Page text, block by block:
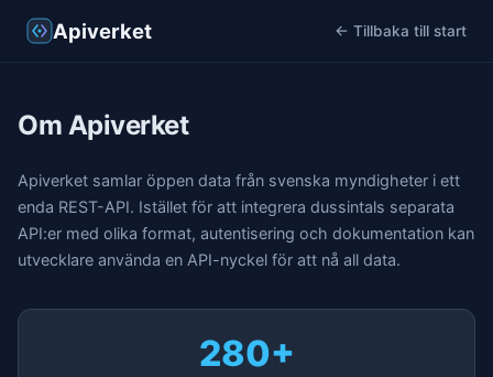
Apiverket ← Tillbaka till start
Om Apiverket
Apiverket samlar öppen data från svenska myndigheter i ett
enda REST-API. Istället för att integrera dussintals separata
API:er med olika format, autentisering och dokumentation kan
utvecklare använda en API-nyckel för att nå all data.
280+